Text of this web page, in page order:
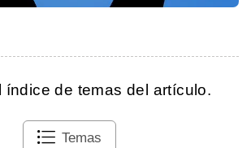
índice de temas del artículo.
Temas